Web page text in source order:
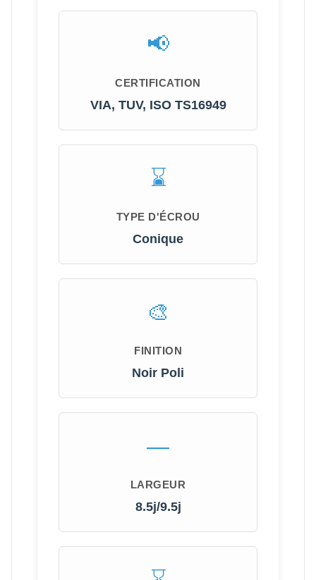
CERTIFICATION
VIA, TUV, ISO TS16949
TYPE D'ÉCROU
Conique
FINITION
Noir Poli
LARGEUR
8.5j/9.5j